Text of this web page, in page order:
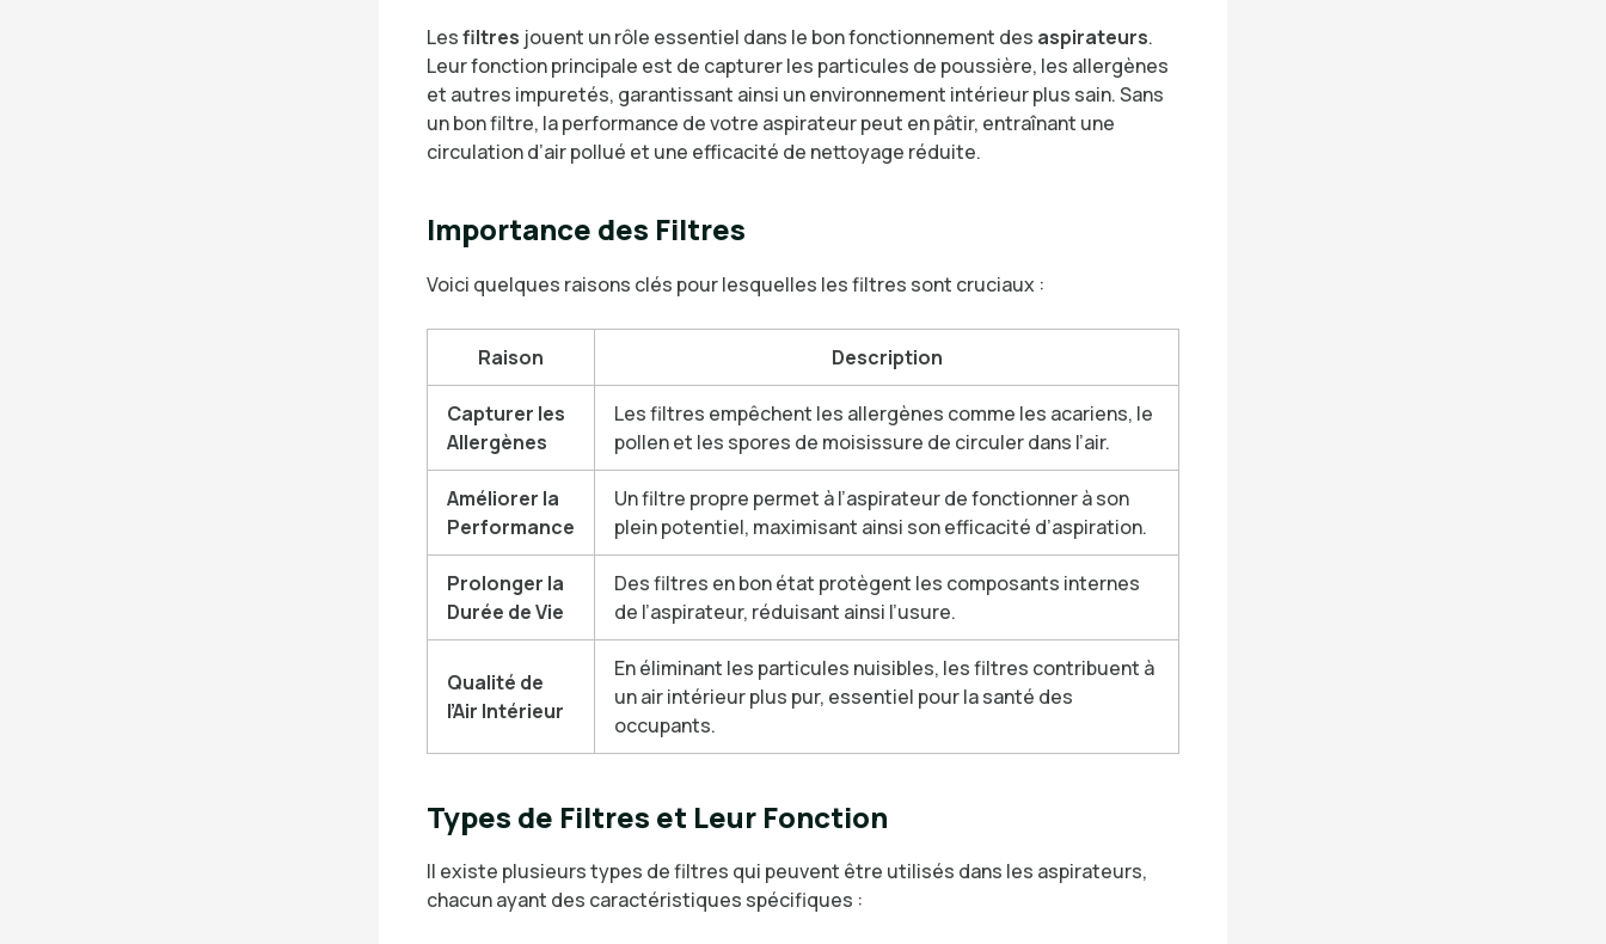
Lesfiltres jouent un rôle essentiel dans le bon fonctionnement des aspirateurs.
Leur fonction principale est de capturer les particules de poussière, les allergènes
et autres impuretés, garantissant ainsi un environnement intérieur plus sain. Sans
un bon filtre, la performance de votre aspirateur peut en pâtir, entraînant une
circulation d’air pollué et une efficacité de nettoyage réduite.
Importance des Filtres
Voici quelques raisons clés pour lesquelles les filtres sont cruciaux :
Raison Description
Capturer les
Allergènes
Les filtres empêchent les allergènes comme les acariens, le
pollen et les spores de moisissure de circuler dans l’air.
Améliorer la
Performance
Un filtre propre permet à l’aspirateur de fonctionner à son
plein potentiel, maximisant ainsi son efficacité d’aspiration.
Prolonger la
Durée de Vie
Des filtres en bon état protègent les composants internes
de l’aspirateur, réduisant ainsi l’usure.
Qualité de
l’Air Intérieur
En éliminant les particules nuisibles, les filtres contribuent à
un air intérieur plus pur, essentiel pour la santé des
occupants.
Types de Filtres et Leur Fonction
Il existe plusieurs types de filtres qui peuvent être utilisés dans les aspirateurs,
chacun ayant des caractéristiques spécifiques :